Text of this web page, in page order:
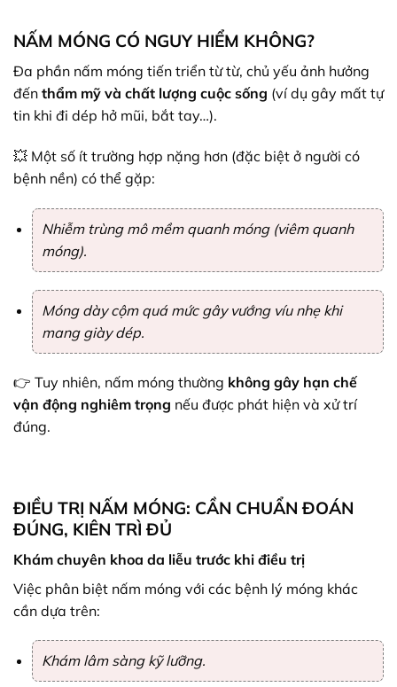
NẤM MÓNG CÓ NGUY HIỂM KHÔNG?
Đa phần nấm móng tiến triển từ từ, chủ yếu ảnh hưởng
đến thẩm mỹ và chất lượng cuộc sống (ví dụ gây mất tự
tin khi đi dép hở mũi, bắt tay…).
💥 Một số ít trường hợp nặng hơn (đặc biệt ở người có
bệnh nền) có thể gặp:
Nhiễm trùng mô mềm quanh móng (viêm quanh
móng).
Móng dày cộm quá mức gây vướng víu nhẹ khi
mang giày dép.
👉 Tuy nhiên, nấm móng thường không gây hạn chế
vận động nghiêm trọng nếu được phát hiện và xử trí
đúng.
ĐIỀU TRỊ NẤM MÓNG: CẦN CHUẨN ĐOÁN
ĐÚNG, KIÊN TRÌ ĐỦ
Khám chuyên khoa da liễu trước khi điều trị
Việc phân biệt nấm móng với các bệnh lý móng khác
cần dựa trên:
Khám lâm sàng kỹ lưỡng.